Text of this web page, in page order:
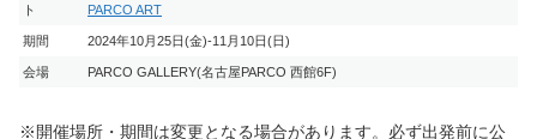
ト
PARCO ART
期間 2024年10月25日(金)-11月10日(日)
会場 PARCO GALLERY(名古屋PARCO 西館6F)
※開催場所・期間は変更となる場合があります。必ず出発前に公